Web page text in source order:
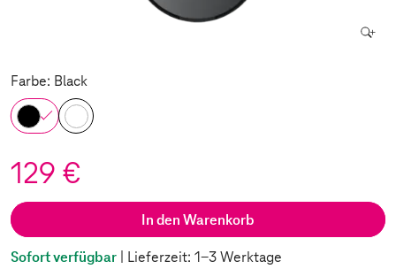
Farbe: Black
129 €
In den Warenkorb
Sofort verfügbar | Lieferzeit: 1-3 Werktage